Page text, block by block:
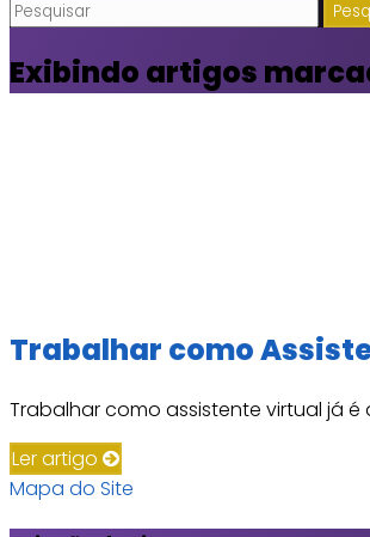
Exibindo artigos
Trabalhar como
Trabalhar como assistente virtual já
Ler artigo
Mapa do Site